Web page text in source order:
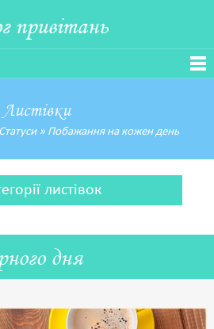
привітань
Листівки
Статуси» Побажання на кожен день
листівок
дня